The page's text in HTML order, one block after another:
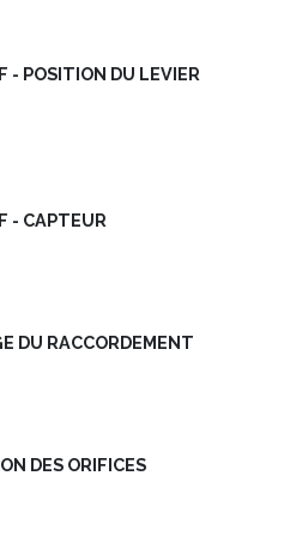
- POSITION DU LEVIER
- CAPTEUR
DU RACCORDEMENT
DES ORIFICES